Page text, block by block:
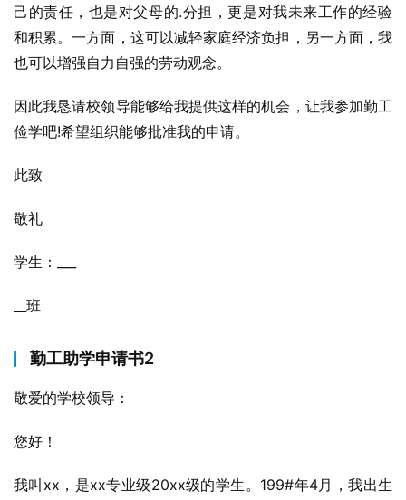
己的责任，也是对父母的.分担，更是对我未来工作的经验
和积累。一方面，这可以减轻家庭经济负担，另一方面，我
也可以增强自力自强的劳动观念。
因此我恳请校领导能够给我提供这样的机会，让我参加勤工
俭学吧!希望组织能够批准我的申请。
此致
敬礼
学生：___
__班
勤工助学申请书2
敬爱的学校领导：
您好！
我叫xx，是xx专业级20xx级的学生。199#年4月，我出生